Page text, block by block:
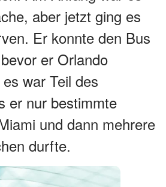
aber jetzt ging es
Er konnte den Bus
er Orlando
war Teil des
er nur bestimmte
und dann mehrere
durfte.